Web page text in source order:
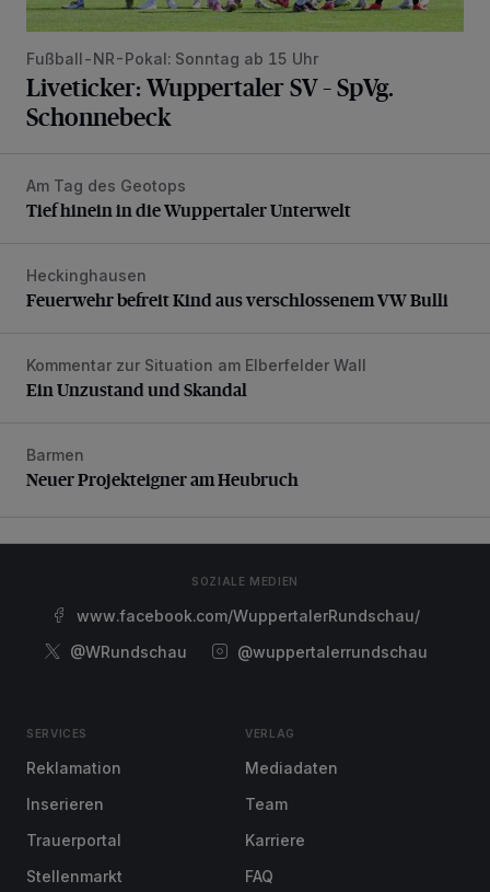
Fußball-NR-Pokal: Sonntag ab 15 Uhr
Liveticker: Wuppertaler SV – SpVg.
Schonnebeck
Tief hinein in die Wuppertaler Unterwelt
Am Tag des Geotops
Tief hinein in die Wuppertaler Unterwelt
Feuerwehr befreit Kind aus verschlossenem VW Bulli
Heckinghausen
Feuerwehr befreit Kind aus verschlossenem VW Bulli
Ein Unzustand und Skandal
Kommentar zur Situation am Elberfelder Wall
Ein Unzustand und Skandal
Neuer Projekteigner am Heubruch
Barmen
Neuer Projekteigner am Heubruch
SOZIALE MEDIEN
www.facebook.com/WuppertalerRundschau/
@WRundschau
@wuppertalerrundschau
SERVICES
Reklamation
Inserieren
Trauerportal
Stellenmarkt
VERLAG
Mediadaten
Team
Karriere
FAQ